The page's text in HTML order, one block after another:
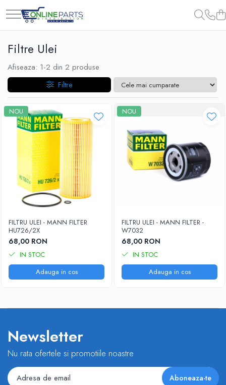
Filtre Ulei
Afiseaza: 1-2 din 2 produse
Filtre
NOU
FILTRU ULEI - MANN FILTER
HU726/2X
68,00 RON
IN STOC
Adauga in cos
NOU
FILTRU ULEI - MANN FILTER -
W7032
68,00 RON
IN STOC
Adauga in cos
Newsletter
Nu rata ofertele si promotiile noastre